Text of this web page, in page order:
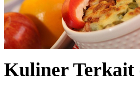
Kuliner Terkait